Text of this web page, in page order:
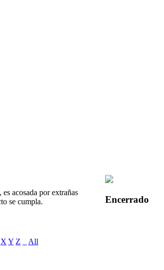
acosada por extrañas
se cumpla.
X Y Z
All
Encerrado